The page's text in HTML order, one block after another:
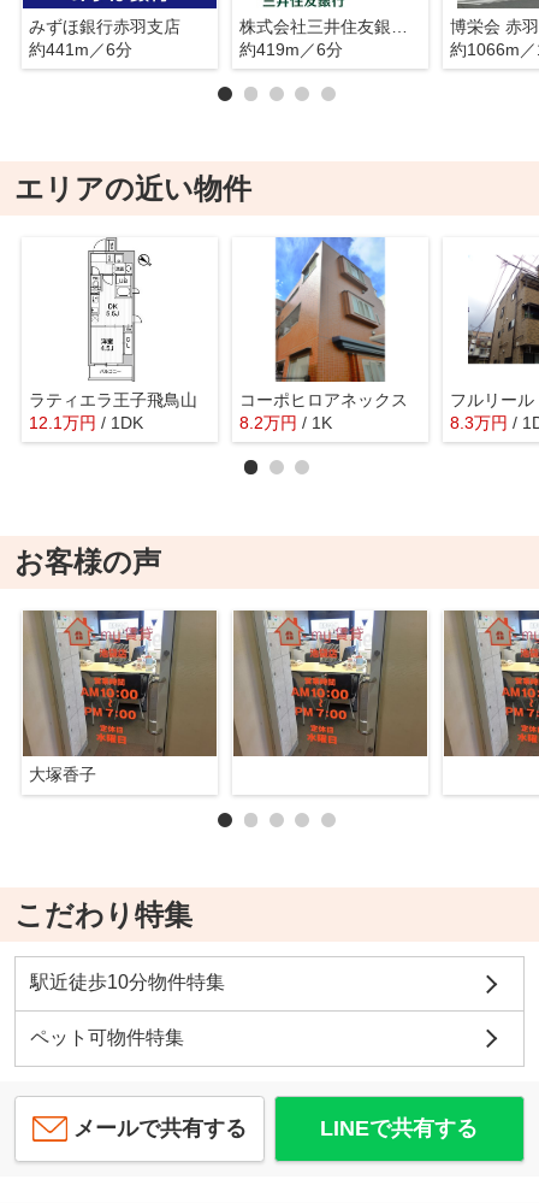
みずほ銀行赤羽支店
約441m／6分
約419m／6分
約1066m
エリアの近い物件
ラティエラ王子飛鳥山
12.1万円 / 1DK
コーポヒロアネックス
8.2万円 / 1K
フルリール
8.3万円 /
お客様の声
大塚香子
こだわり特集
駅近徒歩10分物件特集
ペット可物件特集
メールで共有する LINEで共有する